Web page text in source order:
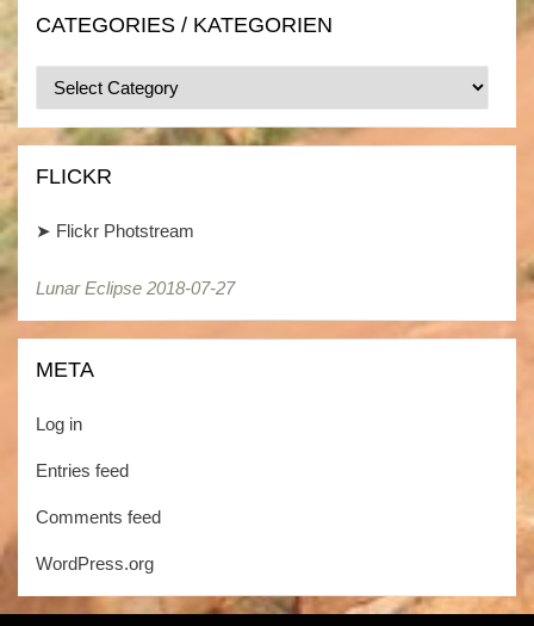
CATEGORIES / KATEGORIEN
Categories
/
Kategorien
FLICKR
➤ Flickr Photstream
Lunar Eclipse 2018-07-27
META
Log in
Entries feed
Comments feed
WordPress.org